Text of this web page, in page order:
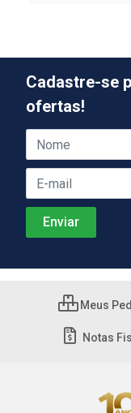
Cadastre-se
ofertas!
Meus
Notas